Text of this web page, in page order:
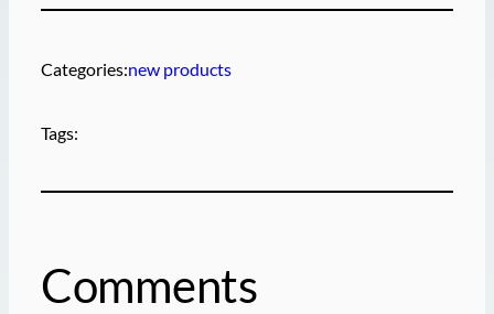
Categories:new products
Tags:
Comments